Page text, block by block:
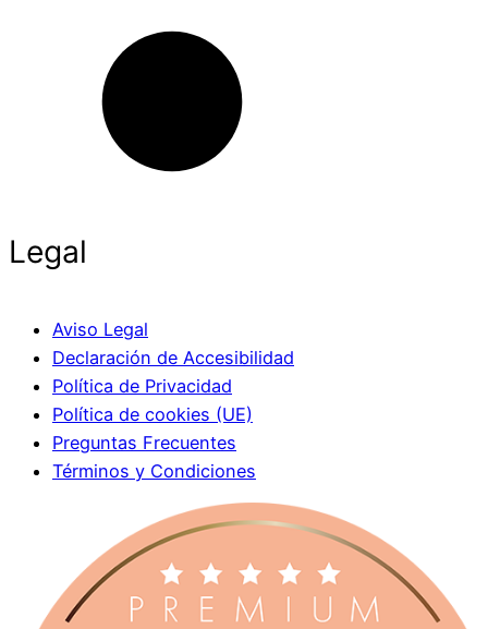
Legal
Aviso Legal
Declaración de Accesibilidad
Política de Privacidad
Política de cookies (UE)
Preguntas Frecuentes
Términos y Condiciones